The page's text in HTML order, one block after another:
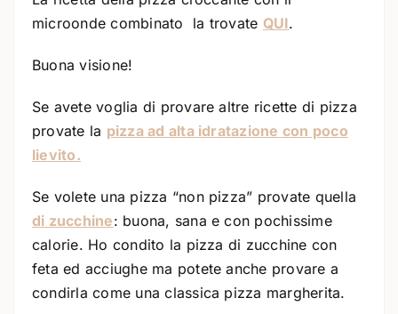
microonde combinato la trovate QUI.
Buona visione!
Se avete voglia di provare altre ricette di pizza
provate la pizza ad alta idratazione con poco
lievito.
Se volete una pizza “non pizza” provate quella
di zucchine: buona, sana e con pochissime
calorie. Ho condito la pizza di zucchine con
feta ed acciughe ma potete anche provare a
condirla come una classica pizza margherita.